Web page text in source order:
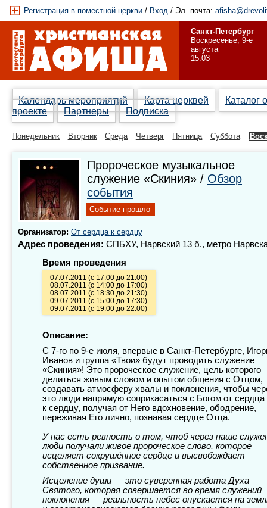
Регистрация в поместной церкви / Вход / Эл. почта:
Санкт-Петербург
Воскресенье, 9-е
августа
15:03
Календарь мероприятий Карта церквей
Каталог
проекте
Партнеры Подписка
Понедельник Вторник Среда Четверг Пятница Суббота
Пророческое музыкальное
служение «Скиния» / Обзор
события
Событие прошло
Организатор: От сердца к сердцу
Адрес проведения: СПБХУ, Нарвский 13 б., метро
Время проведения
07.07.2011 (с 17:00 до 21:00)
08.07.2011 (с 14:00 до 17:00)
08.07.2011 (с 18:30 до 21:30)
09.07.2011 (с 15:00 до 17:30)
09.07.2011 (с 19:00 до 22:00)
Описание:
С 7-го по 9-е июля, впервые в Санкт-Петербурге,
Иванов и группа «Твои» будут проводить служение
«Скиния»! Это пророческое служение, цель которого
делиться живым словом и опытом общения с Отцом,
создавать атмосферу хвалы и поклонения, чтобы
это люди напрямую соприкасаться с Богом от сердца
к сердцу, получая от Него вдохновение, ободрение,
переживая Его лично, познавая сердце Отца.
У нас есть ревность о том, чтоб через наше
люди получали живое пророческое слово, которое
исцеляет сокрушённое сердце и высвобождает
собственное призвание.
Исцеление души — это суверенная работа Духа
Святого, которая совершается во время служений
поклонения — реальность небес опускается на